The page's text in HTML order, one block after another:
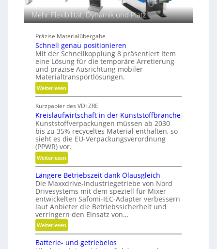
i
k
m
V
e
r
g
l
e
i
c
h
i
k
Mehr Flexibilität, Dynamik und Platz
Präzise Materialübergabe
Schnell genau positionieren
Mit der Schnellkopplung 8 präsentiert Item
eine Lösung für die temporäre Arretierung
und präzise Ausrichtung mobiler
Materialtransportlösungen.
Weiterlesen:
S
c
h
n
e
l
l
g
n
a
u
p
o
s
i
t
Kurzpapier des VDI ZRE
Kreislaufwirtschaft in der Kunststoffbranche
Kunststoffverpackungen müssen ab 2030
bis zu 35% recyceltes Material enthalten, so
sieht es die EU-Verpackungsverordnung
(PPWR) vor.
Weiterlesen:
K
r
e
i
s
l
a
u
f
Längere Betriebszeit dank Ölausgleich
Die Maxxdrive-Industriegetriebe von Nord
Drivesystems mit dem speziell für Mixer
entwickelten Safomi-IEC-Adapter verbessern
laut Anbieter die Betriebssicherheit und
verringern den Einsatz von…
Weiterlesen:
L
ä
Batterie- und getriebelos